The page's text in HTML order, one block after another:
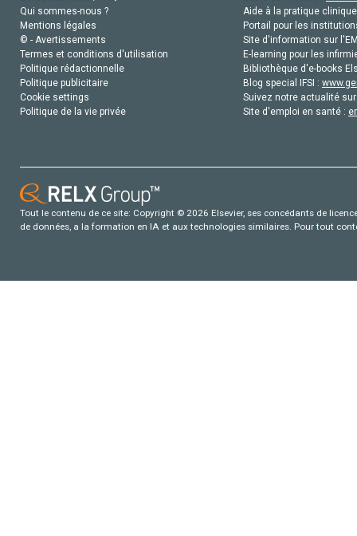
Qui sommes-nous ?
Mentions légales
© - Avertissements
Termes et conditions d'utilisation
Politique rédactionnelle
Politique publicitaire
Cookie settings
Politique de la vie privée
Aide à la pratique
Portail pour les
Site d'information sur
E-learning pour les
Bibliothèque d'e-books
Blog special IFSI :
Suivez notre actualité
Site d'emploi en santé :
Tout le contenu de ce site: Copyright © 2026 Elsevier, ses concédants de
de données, a la formation en IA et aux technologies similaires. Pour tout